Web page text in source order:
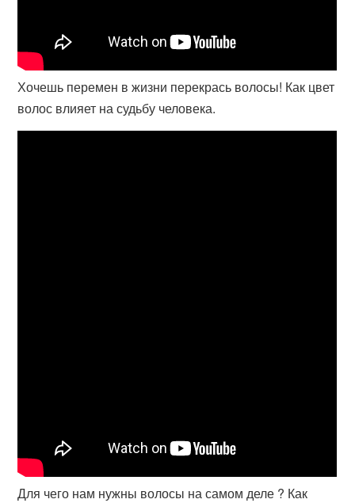
Хочешь перемен в жизни перекрась волосы! Как цвет
волос влияет на судьбу человека.
Для чего нам нужны волосы на самом деле ? Как